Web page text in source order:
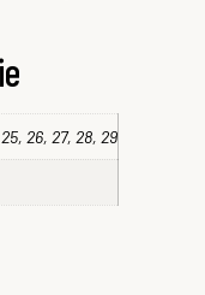
26, 27, 28, 29